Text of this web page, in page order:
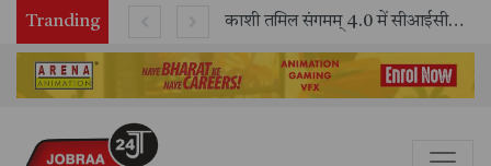
Tranding काशी तमिल संगमम् 4.0 में सीआईसीटी का स्टॉल बना तमिल भाषा और संस्कृति का केंद्र, ‘तमिल करकलाम’ से सीखना हुआ सरल